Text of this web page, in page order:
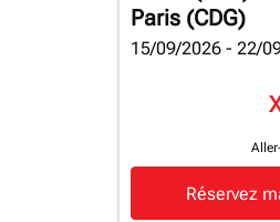
Paris (CDG)
15/09/2026 - 22/
Réservez